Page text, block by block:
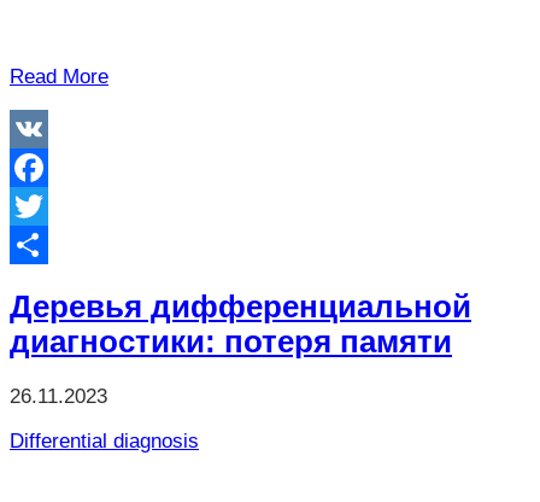
Read More
VK
Facebook
Twitter
Деревья дифференциальной
диагностики: потеря памяти
26.11.2023
Differential diagnosis